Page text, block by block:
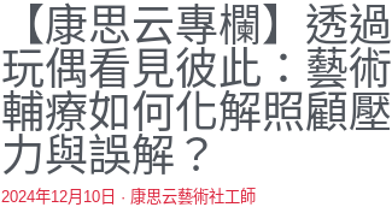
【康思云專欄】透過
玩偶看見彼此：藝術
輔療如何化解照顧壓
力與誤解？
2024年12月10日 · 康思云藝術社工師